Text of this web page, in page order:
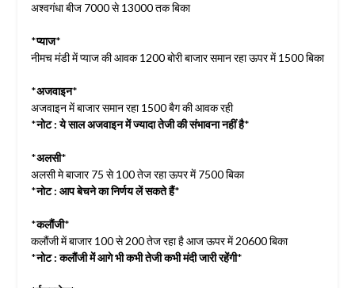
अश्वगंधा बीज 7000 से 13000 तक बिका
*प्याज*
नीमच मंडी में प्याज की आवक 1200 बोरी बाजार समान रहा ऊपर में 1500 बिका
*अजवाइन*
अजवाइन में बाजार समान रहा 1500 बैग की आवक रही
*नोट : ये साल अजवाइन में ज्यादा तेजी की संभावना नहीं है*
*अलसी*
अलसी मे बाजार 75 से 100 तेज रहा ऊपर में 7500 बिका
*नोट : आप बेचने का निर्णय लें सकते हैं*
*कलौंजी*
कलौंजी में बाजार 100 से 200 तेज रहा है आज ऊपर में 20600 बिका
*नोट : कलौंजी में आगे भी कभी तेजी कभी मंदी जारी रहेंगी*